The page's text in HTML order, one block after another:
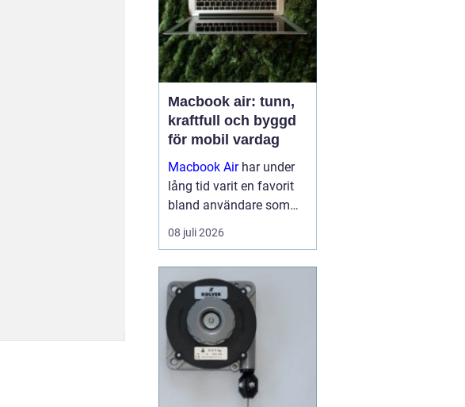
Macbook air: tunn,
kraftfull och byggd
för mobil vardag
Macbook Airhar under
lång tid varit en favorit
bland användare som
vill ha en lätt, smidig och
samtidigt kraftfull dator
kreativitet. Med apples
egna chip har serien
tagit...
08 juli 2026